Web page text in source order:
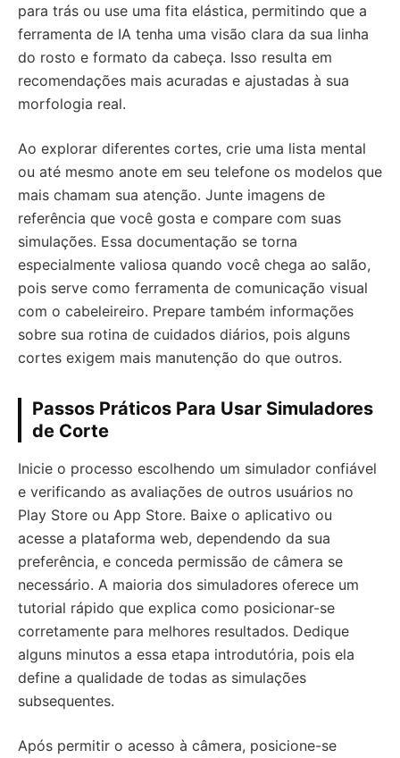
para trás ou use uma fita elástica, permitindo que a
ferramenta de IA tenha uma visão clara da sua linha
do rosto e formato da cabeça. Isso resulta em
recomendações mais acuradas e ajustadas à sua
morfologia real.
Ao explorar diferentes cortes, crie uma lista mental
ou até mesmo anote em seu telefone os modelos que
mais chamam sua atenção. Junte imagens de
referência que você gosta e compare com suas
simulações. Essa documentação se torna
especialmente valiosa quando você chega ao salão,
pois serve como ferramenta de comunicação visual
com o cabeleireiro. Prepare também informações
sobre sua rotina de cuidados diários, pois alguns
cortes exigem mais manutenção do que outros.
Passos Práticos Para Usar Simuladores
de Corte
Inicie o processo escolhendo um simulador confiável
e verificando as avaliações de outros usuários no
Play Store ou App Store. Baixe o aplicativo ou
acesse a plataforma web, dependendo da sua
preferência, e conceda permissão de câmera se
necessário. A maioria dos simuladores oferece um
tutorial rápido que explica como posicionar-se
corretamente para melhores resultados. Dedique
alguns minutos a essa etapa introdutória, pois ela
define a qualidade de todas as simulações
subsequentes.
Após permitir o acesso à câmera, posicione-se